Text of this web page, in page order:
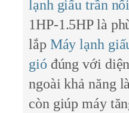
lạnh giấu trần
1HP-1.5HP là
lắp Máy lạnh
gió đúng với
ngoài khả năng
còn giúp máy